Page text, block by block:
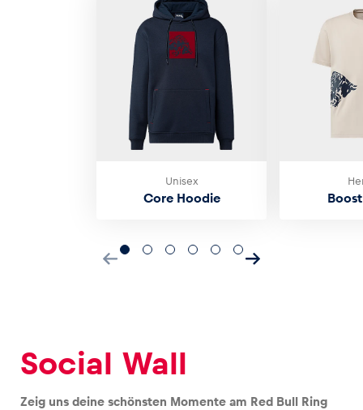
Unisex
Core Hoodie
Social Wall
Zeig uns deine schönsten Momente am Red Bull Ring